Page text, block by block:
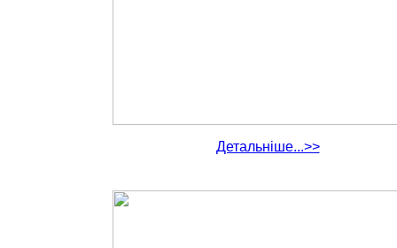
Детальніше...>>